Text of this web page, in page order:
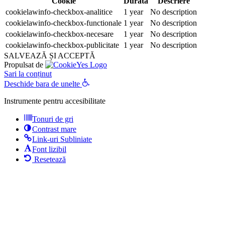
cookielawinfo-checkbox-analitice
1 year
No description
cookielawinfo-checkbox-functionale 1 year
No description
cookielawinfo-checkbox-necesare
1 year
No description
cookielawinfo-checkbox-publicitate 1 year
No description
SALVEAZĂ ȘI ACCEPTĂ
Propulsat de
Sari la conținut
Deschide bara de unelte
Instrumente pentru accesibilitate
Tonuri de gri
Contrast mare
Link-uri Subliniate
Font lizibil
Resetează